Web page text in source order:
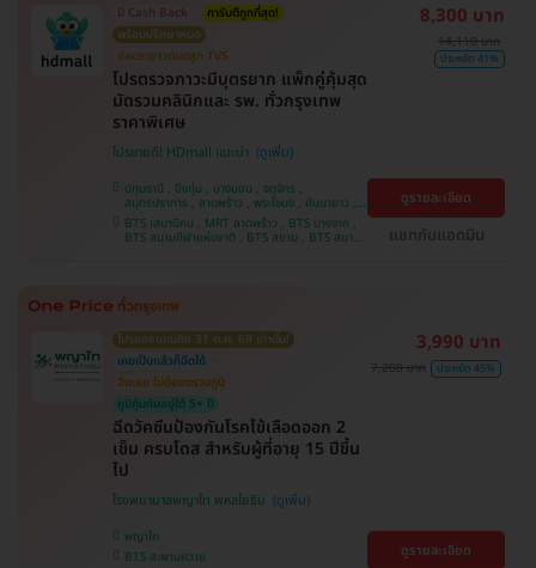
มี Cash Back
การันตีถูกที่สุด!
พร้อมปรึกษาหมอ
อัลตราซาวด์มดลูก TVS
โปรตรวจภาวะมีบุตรยาก แพ็กคู่คุ้มสุด
มัดรวมคลินิกและ รพ. ทั่วกรุงเทพ
ราคาพิเศษ
โปรขายดี! HDmall แนะนำ
ปทุมธานี , บึงกุ่ม , บางบอน , จตุจักร ,
สมุทรปราการ , ลาดพร้าว , พระโขนง , คันนายาว ,
ปทุมวัน , จอมทอง , พญาไท , หนองแขม ,
ราษฎร์บูรณะ , บางนา , ภาษีเจริญ , บางรัก , บริการ
ถึงบ้าน , ราชเทวี , คลองเตย , ตลิ่งชัน
BTS เสนานิคม , MRT ลาดพร้าว , BTS บางจาก ,
BTS สนามกีฬาแห่งชาติ , BTS สยาม , BTS สนาม
8,300 บาท
14,110 บาท
ประหยัด 41%
ดูรายละเอียด
แชทกับแอดมิน
โปรของแถมถึง 31 ต.ค. 69 เท่านั้น!
เคยเป็นแล้วก็ฉีดได้
ฉีดเลย ไม่ต้องตรวจภูมิ
ภูมิคุ้มกันอยู่ได้ 5+ ปี
ฉีดวัคซีนป้องกันโรคไข้เลือดออก 2
เข็ม ครบโดส สำหรับผู้ที่อายุ 15 ปีขึ้น
ไป
โรงพยาบาลพญาไท พหลโยธิน
พญาไท
BTS สะพานควาย
3,990 บาท
7,200 บาท ประหยัด 45%
ดูรายละเอียด